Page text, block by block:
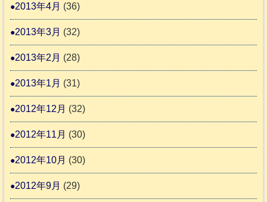
2013年4月 (36)
2013年3月 (32)
2013年2月 (28)
2013年1月 (31)
2012年12月 (32)
2012年11月 (30)
2012年10月 (30)
2012年9月 (29)